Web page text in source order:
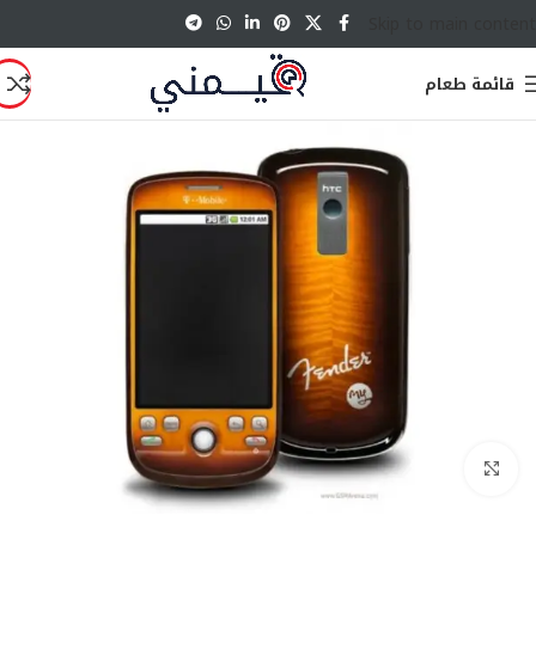
قائمة طعام
انقر للتكبير